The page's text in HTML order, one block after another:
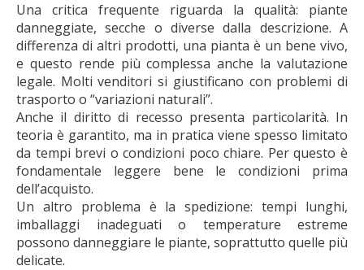
Una critica frequente riguarda la qualità: piante
danneggiate, secche o diverse dalla descrizione. A
differenza di altri prodotti, una pianta è un bene vivo,
e questo rende più complessa anche la valutazione
legale. Molti venditori si giustificano con problemi di
trasporto o “variazioni naturali”.
Anche il diritto di recesso presenta particolarità. In
teoria è garantito, ma in pratica viene spesso limitato
da tempi brevi o condizioni poco chiare. Per questo è
fondamentale leggere bene le condizioni prima
dell’acquisto.
Un altro problema è la spedizione: tempi lunghi,
imballaggi inadeguati o temperature estreme
possono danneggiare le piante, soprattutto quelle più
delicate.